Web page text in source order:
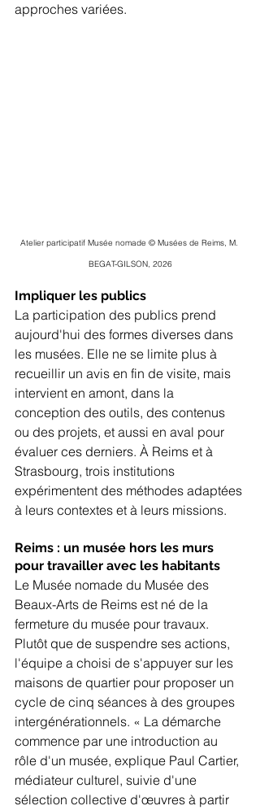
approches variées.
Atelier participatif Musée nomade © Musées de Reims, M.
BEGAT-GILSON, 2026
Impliquer les publics
La participation des publics prend
aujourd'hui des formes diverses dans
les musées. Elle ne se limite plus à
recueillir un avis en fin de visite, mais
intervient en amont, dans la
conception des outils, des contenus
ou des projets, et aussi en aval pour
évaluer ces derniers. À Reims et à
Strasbourg, trois institutions
expérimentent des méthodes adaptées
à leurs contextes et à leurs missions.
Reims : un musée hors les murs
pour travailler avec les habitants
Le Musée nomade du Musée des
Beaux-Arts de Reims est né de la
fermeture du musée pour travaux.
Plutôt que de suspendre ses actions,
l'équipe a choisi de s'appuyer sur les
maisons de quartier pour proposer un
cycle de cinq séances à des groupes
intergénérationnels. « La démarche
commence par une introduction au
rôle d'un musée, explique Paul Cartier,
médiateur culturel, suivie d'une
sélection collective d'œuvres à partir